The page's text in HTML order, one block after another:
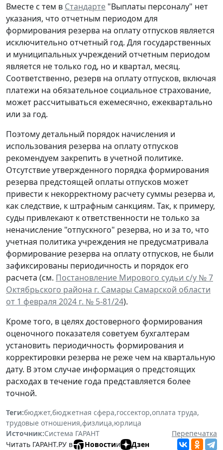
Вместе с тем в Стандарте "Выплаты персоналу" нет
указания, что отчетным периодом для
формирования резерва на оплату отпусков является
исключительно отчетный год. Для государственных
и муниципальных учреждений отчетным периодом
является не только год, но и квартал, месяц.
Соответственно, резерв на оплату отпусков, включая
платежи на обязательное социальное страхование,
может рассчитываться ежемесячно, ежеквартально
или за год.
Поэтому детальный порядок начисления и
использования резерва на оплату отпусков
рекомендуем закрепить в учетной политике.
Отсутствие утвержденного порядка формирования
резерва предстоящей оплаты отпусков может
привести к некорректному расчету суммы резерва и,
как следствие, к штрафным санкциям. Так, к примеру,
суды привлекают к ответственности не только за
неначисление "отпускного" резерва, но и за то, что
учетная политика учреждения не предусматривала
формирование резерва на оплату отпусков, не были
зафиксированы периодичность и порядок его
расчета (см. Постановление Мирового судьи с/у № 7
Октябрьского района г. Самары Самарской области
от 1 февраля 2024 г. № 5-81/24).
Кроме того, в целях достоверного формирования
оценочного показателя советуем бухгалтерам
установить периодичность формирования и
корректировки резерва не реже чем на квартальную
дату. В этом случае информация о предстоящих
расходах в течение года представляется более
точной.
Теги:бюджет,бюджетная сфера,госсектор,оплата труда,
трудовые отношения,физлица,юрлица
Источник:Система ГАРАНТ
Перепечатка
Читать ГАРАНТ.РУ в
Новостии Дзен